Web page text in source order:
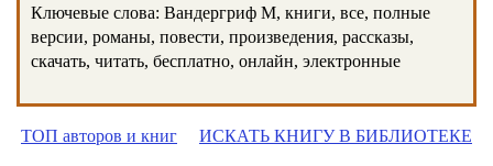
Ключевые слова: Вандергриф М, книги, все, полные
версии, романы, повести, произведения, рассказы,
скачать, читать, бесплатно, онлайн, электронные
ТОП авторов и книг ИСКАТЬ КНИГУ В БИБЛИОТЕКЕ